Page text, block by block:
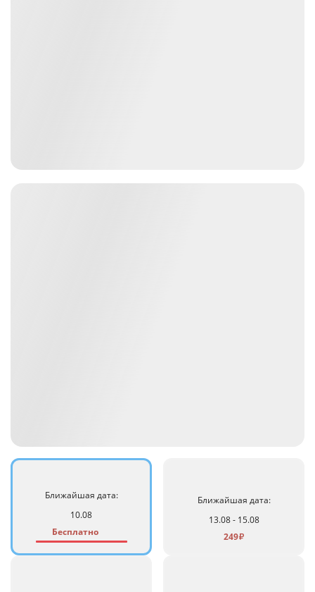
Ближайшая дата:
10.08
Бесплатно
Ближайшая дата:
13.08 - 15.08
249₽